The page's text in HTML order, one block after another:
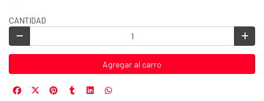
CANTIDAD
Agregar al carro